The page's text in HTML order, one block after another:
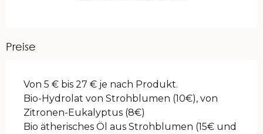
Preise
Von 5 € bis 27 € je nach Produkt.
Bio-Hydrolat von Strohblumen (10€), von
Zitronen-Eukalyptus (8€)
Bio ätherisches Öl aus Strohblumen (15€ und